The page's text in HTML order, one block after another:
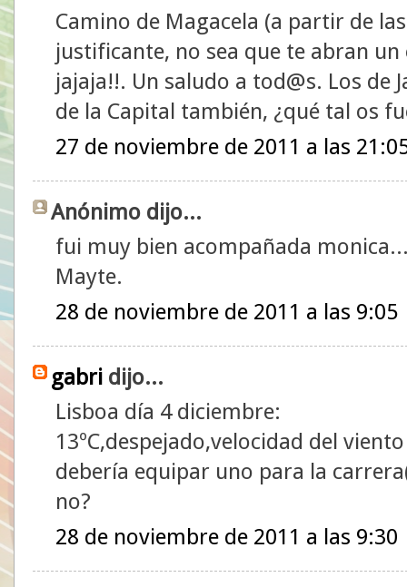
Camino de Magacela (a partir de
justificante, no sea que te abran
jajaja!!. Un saludo a tod@s. Los de
de la Capital también, ¿qué tal os
27 de noviembre de 2011 a las
Anónimo dijo...
fui muy bien acompañada
Mayte.
28 de noviembre de 2011 a las 9:05
gabri dijo...
Lisboa día 4 diciembre:
13ºC,despejado,velocidad del
debería equipar uno para la
no?
28 de noviembre de 2011 a las 9:30